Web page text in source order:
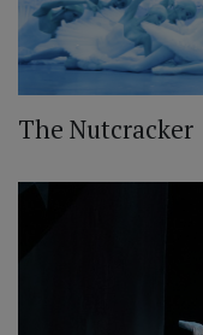
The Nutcracker